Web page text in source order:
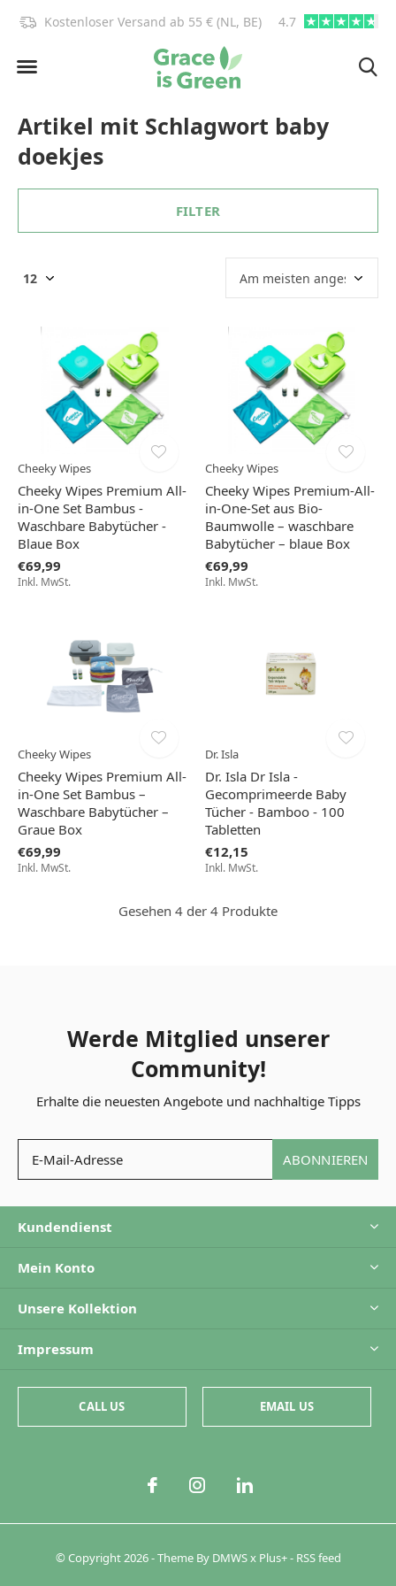
Kostenloser Versand ab 55 € (NL, BE) 4.7
Artikel mit Schlagwort baby
doekjes
FILTER
Cheeky Wipes
Cheeky Wipes Premium All-
in-One Set Bambus -
Waschbare Babytücher -
Blaue Box
€69,99
Inkl. MwSt.
Cheeky Wipes
Cheeky Wipes Premium-All-
in-One-Set aus Bio-
Baumwolle – waschbare
Babytücher – blaue Box
€69,99
Inkl. MwSt.
Cheeky Wipes
Cheeky Wipes Premium All-
in-One Set Bambus –
Waschbare Babytücher –
Graue Box
€69,99
Inkl. MwSt.
Dr. Isla
Dr. Isla Dr Isla -
Gecomprimeerde Baby
Tücher - Bamboo - 100
Tabletten
€12,15
Inkl. MwSt.
Gesehen 4 der 4 Produkte
Werde Mitglied unserer
Community!
Erhalte die neuesten Angebote und nachhaltige Tipps
ABONNIEREN
Kundendienst
Mein Konto
Unsere Kollektion
Impressum
CALL US EMAIL US
© Copyright2026- Theme By DMWSx Plus+- RSS feed